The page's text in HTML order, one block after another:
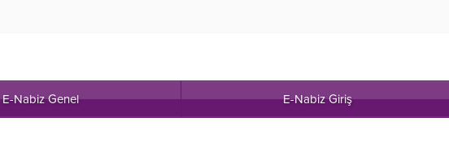
E-Nabiz Genel E-Nabiz Giriş